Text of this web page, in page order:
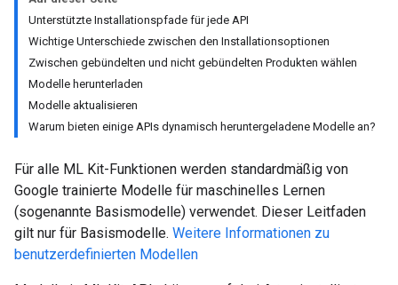
Unterstützte Installationspfade für jede API
Wichtige Unterschiede zwischen den Installationsoptionen
Zwischen gebündelten und nicht gebündelten Produkten wählen
Modelle herunterladen
Modelle aktualisieren
Warum bieten einige APIs dynamisch heruntergeladene Modelle an?
Für alle ML Kit-Funktionen werden standardmäßig von
Google trainierte Modelle für maschinelles Lernen
(sogenannte Basismodelle) verwendet. Dieser Leitfaden
gilt nur für Basismodelle. Weitere Informationen zu
benutzerdefinierten Modellen